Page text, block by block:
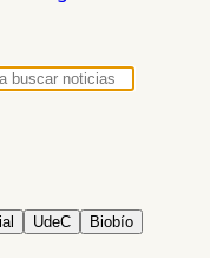
UdeC Biobío